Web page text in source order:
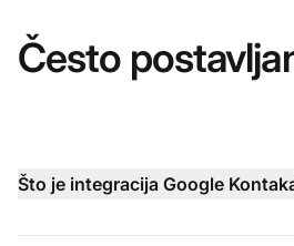
Često
Što je integracija Google